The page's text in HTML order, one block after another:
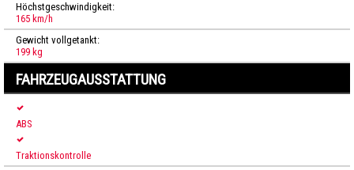
Höchstgeschwindigkeit:
165 km/h
Gewicht vollgetankt:
199 kg
FAHRZEUGAUSSTATTUNG
ABS
Traktionskontrolle